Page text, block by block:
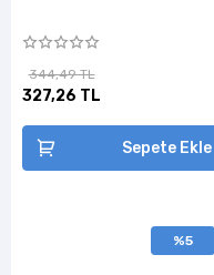
344,49 TL
327,26 TL
Sepete Ekle
%5